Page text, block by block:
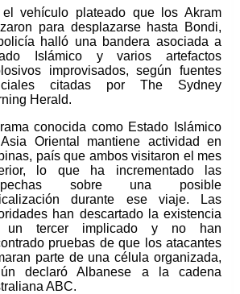
el vehículo plateado que los Akram
para desplazarse hasta Bondi,
halló una bandera asociada a
Islámico y varios artefactos
improvisados, según fuentes
citadas por The Sydney
Herald.
conocida como Estado Islámico
Oriental mantiene actividad en
país que ambos visitaron el mes
lo que ha incrementado las
sobre una posible
durante ese viaje. Las
han descartado la existencia
un tercer implicado y no han
pruebas de que los atacantes
parte de una célula organizada,
declaró Albanese a la cadena
ABC.